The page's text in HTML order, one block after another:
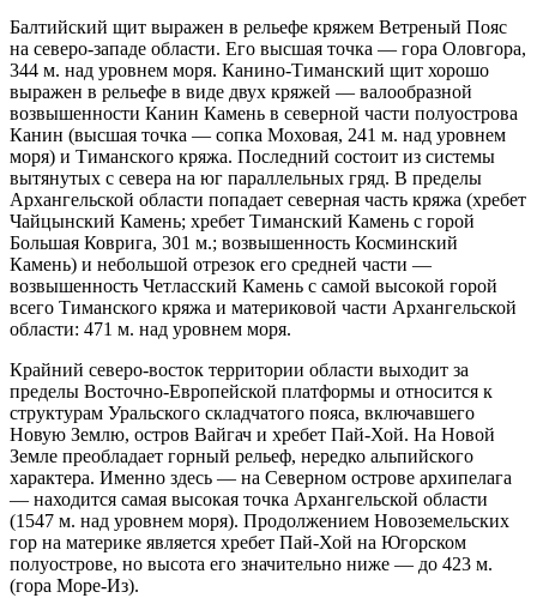
Балтийский щит выражен в рельефе кряжем Ветреный Пояс
на северо-западе области. Его высшая точка — гора Оловгора,
344 м. над уровнем моря. Канино-Тиманский щит хорошо
выражен в рельефе в виде двух кряжей — валообразной
возвышенности Канин Камень в северной части полуострова
Канин (высшая точка — сопка Моховая, 241 м. над уровнем
моря) и Тиманского кряжа. Последний состоит из системы
вытянутых с севера на юг параллельных гряд. В пределы
Архангельской области попадает северная часть кряжа (хребет
Чайцынский Камень; хребет Тиманский Камень с горой
Большая Коврига, 301 м.; возвышенность Косминский
Камень) и небольшой отрезок его средней части —
возвышенность Четласский Камень с самой высокой горой
всего Тиманского кряжа и материковой части Архангельской
области: 471 м. над уровнем моря.
Крайний северо-восток территории области выходит за
пределы Восточно-Европейской платформы и относится к
структурам Уральского складчатого пояса, включавшего
Новую Землю, остров Вайгач и хребет Пай-Хой. На Новой
Земле преобладает горный рельеф, нередко альпийского
характера. Именно здесь — на Северном острове архипелага
— находится самая высокая точка Архангельской области
(1547 м. над уровнем моря). Продолжением Новоземельских
гор на материке является хребет Пай-Хой на Югорском
полуострове, но высота его значительно ниже — до 423 м.
(гора Море-Из).